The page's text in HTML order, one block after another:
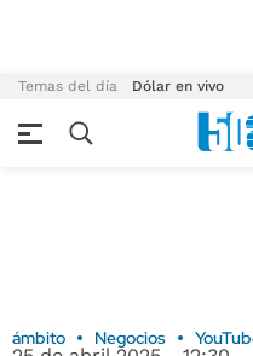
Temas del día Dólar en vivo
ámbito Negocios